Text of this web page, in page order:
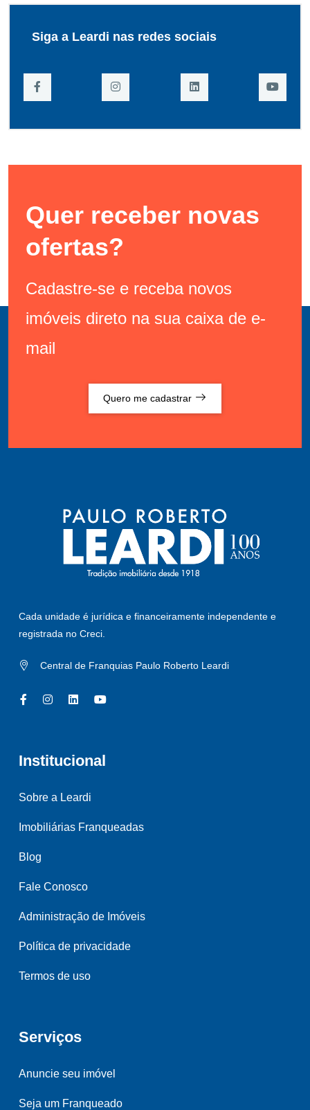
Siga a Leardi nas redes sociais
Quer receber novas
ofertas?
Cadastre-se e receba novos
imóveis direto na sua caixa de e-
mail
Quero me cadastrar
Cada unidade é jurídica e financeiramente independente e
registrada no Creci.
Central de Franquias Paulo Roberto Leardi
Institucional
Sobre a Leardi
Imobiliárias Franqueadas
Blog
Fale Conosco
Administração de Imóveis
Política de privacidade
Termos de uso
Serviços
Anuncie seu imóvel
Seja um Franqueado